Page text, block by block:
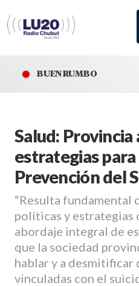
BUEN RUMBO
Salud:
estrategias
Prevención del
“Resulta fundamental
políticas y estrategias
abordaje integral de
que la sociedad
hablar y a
vinculadas con el